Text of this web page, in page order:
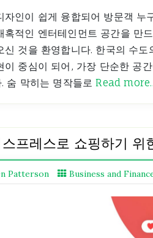
자인이 쉽게 융합되어 방문객 누
혹적인 엔터테인먼트 공간을 만
신 것을 환영합니다. 한국의 수
이 중심이 되어, 가장 단순한 공
숨 막히는 명작들로Read
프레스로 쇼핑하기 위
Patterson Business and